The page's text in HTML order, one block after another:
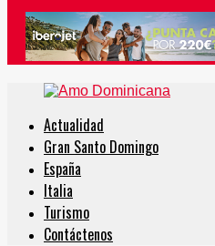
Actualidad
Gran Santo Domingo
España
Italia
Turismo
Contáctenos